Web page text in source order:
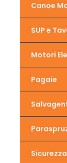
Canoe
SUP e
Motori
Pagaie
Sicurezza